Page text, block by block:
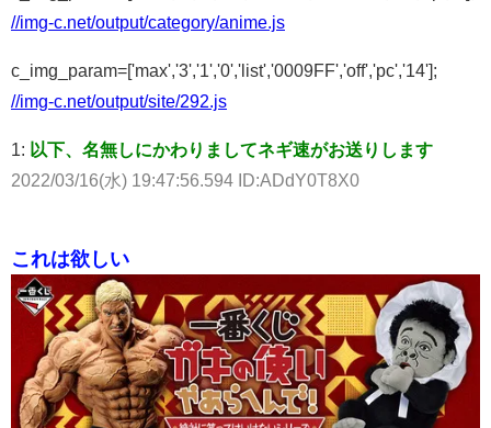
//img-c.net/output/category/anime.js
c_img_param=['max','3','1','0','list','0009FF','off','pc','14'];
//img-c.net/output/site/292.js
1: 以下、名無しにかわりましてネギ速がお送りします
2022/03/16(水) 19:47:56.594 ID:ADdY0T8X0
これは欲しい